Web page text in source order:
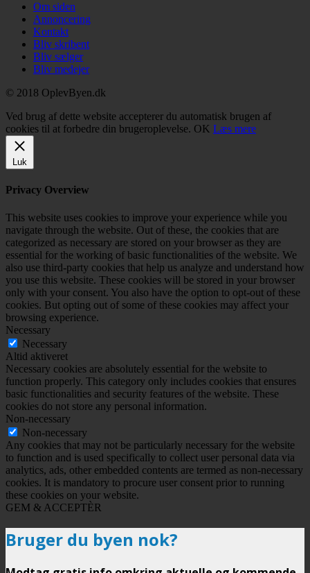
Om siden
Annoncering
Kontakt
Bliv skribent
Bliv sælger
Bliv medejer
© 2018 OplevByen.dk
Ved brug af dette website accepterer du automatisk brugen af
cookies til at forbedre din brugeroplevelse. OK Læs mere
Luk
Privacy Overview
This website uses cookies to improve your experience while you
navigate through the website. Out of these, the cookies that are
categorized as necessary are stored on your browser as they are
essential for the working of basic functionalities of the website. We
also use third-party cookies that help us analyze and understand how
you use this website. These cookies will be stored in your browser
only with your consent. You also have the option to opt-out of these
cookies. But opting out of some of these cookies may affect your
browsing experience.
Necessary
Necessary
Altid aktiveret
Necessary cookies are absolutely essential for the website to
function properly. This category only includes cookies that ensures
basic functionalities and security features of the website. These
cookies do not store any personal information.
Non-necessary
Non-necessary
Any cookies that may not be particularly necessary for the website
to function and is used specifically to collect user personal data via
analytics, ads, other embedded contents are termed as non-necessary
cookies. It is mandatory to procure user consent prior to running
these cookies on your website.
GEM & ACCEPTÈR
Bruger du byen nok?